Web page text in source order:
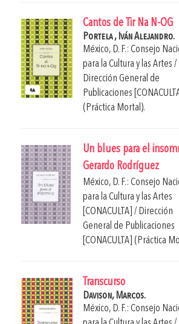
Cantos de Tir Na N-OG
Portela , Iván Alejandro.
México, D. F.: Consejo
para la Cultura y las Artes /
Dirección General de
Publicaciones
(Práctica Mortal).
Un blues para el
Gerardo Rodríguez
México, D. F.: Consejo
para la Cultura y las Artes
[CONACULTA] / Dirección
General de Publicaciones
[CONACULTA] (Práctica
Transcurso
Davison, Marcos.
México, D. F.: Consejo